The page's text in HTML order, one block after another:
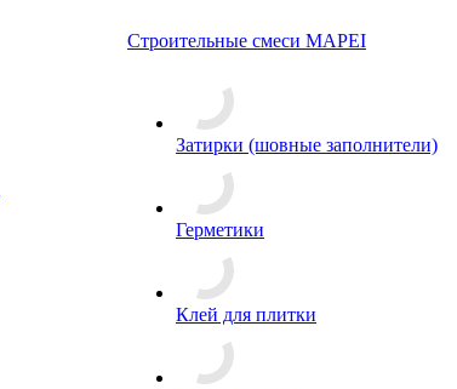
Строительные смеси MAPEI
Затирки (шовные заполнители)
Герметики
Клей для плитки